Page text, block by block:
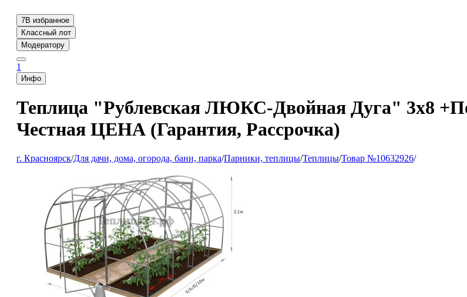
7В избранное
Классный лот
Модератору
1
Инфо
Теплица "Рублевская ЛЮКС-Двойная Дуга" 3х8
Честная ЦЕНА (Гарантия, Рассрочка)
г. Красноярск/Для дачи, дома, огорода, бани, парка/Парники, теплицы/Теплицы/Товар №10632926/